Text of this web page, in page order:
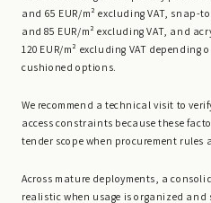
and 65 EUR/m² excluding VAT, snap-
and 85 EUR/m² excluding VAT, and
120 EUR/m² excluding VAT
cushioned options.
We recommend a technical visit to
access constraints because these
tender scope when procurement rules
Across mature deployments, a
realistic when usage is organized